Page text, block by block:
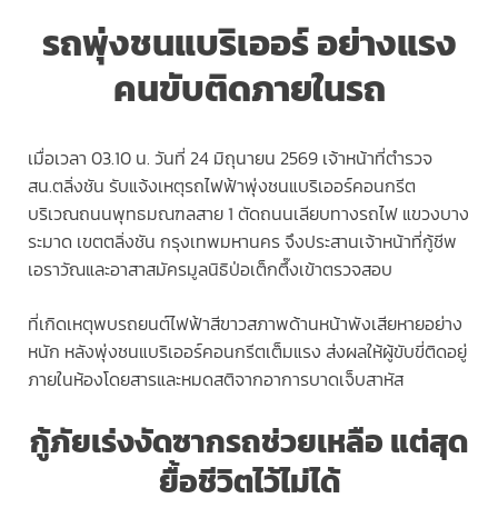
รถพุ่งชนแบริเออร์ อย่างแรง
คนขับติดภายในรถ
เมื่อเวลา 03.10 น. วันที่ 24 มิถุนายน 2569 เจ้าหน้าที่ตำรวจ
สน.ตลิ่งชัน รับแจ้งเหตุรถไฟฟ้าพุ่งชนแบริเออร์คอนกรีต
บริเวณถนนพุทธมณฑลสาย 1 ตัดถนนเลียบทางรถไฟ แขวงบาง
ระมาด เขตตลิ่งชัน กรุงเทพมหานคร จึงประสานเจ้าหน้าที่กู้ชีพ
เอราวัณและอาสาสมัครมูลนิธิป่อเต็กตึ๊งเข้าตรวจสอบ
ที่เกิดเหตุพบรถยนต์ไฟฟ้าสีขาวสภาพด้านหน้าพังเสียหายอย่าง
หนัก หลังพุ่งชนแบริเออร์คอนกรีตเต็มแรง ส่งผลให้ผู้ขับขี่ติดอยู่
ภายในห้องโดยสารและหมดสติจากอาการบาดเจ็บสาหัส
กู้ภัยเร่งงัดซากรถช่วยเหลือ แต่สุด
ยื้อชีวิตไว้ไม่ได้